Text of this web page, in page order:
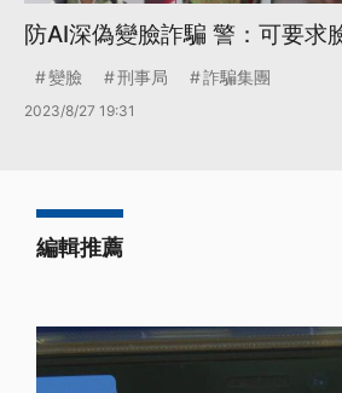
防AI深偽變臉詐騙 警：可要求
變臉 刑事局 詐騙集團
2023/8/27 19:31
編輯推薦